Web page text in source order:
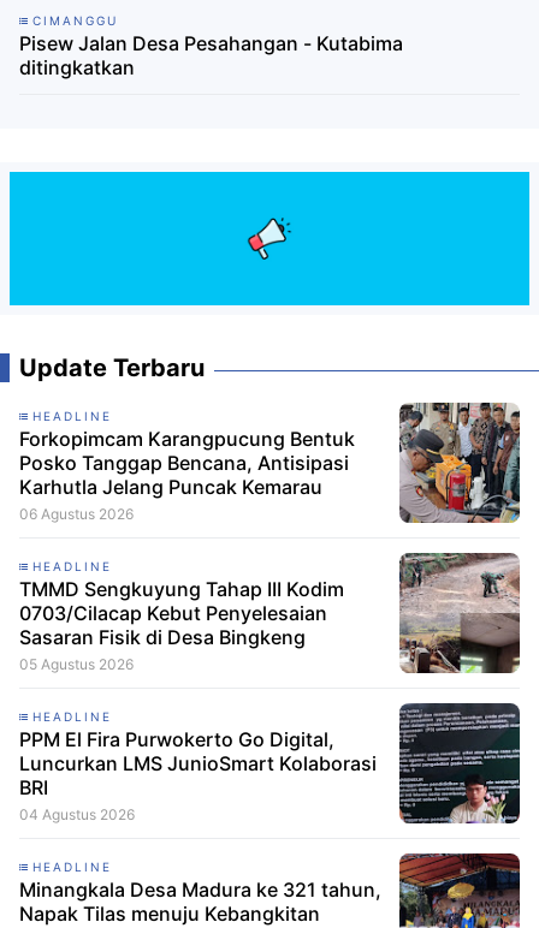
CIMANGGU
Pisew Jalan Desa Pesahangan - Kutabima
ditingkatkan
Update Terbaru
HEADLINE
Forkopimcam Karangpucung Bentuk
Posko Tanggap Bencana, Antisipasi
Karhutla Jelang Puncak Kemarau
06 Agustus 2026
HEADLINE
TMMD Sengkuyung Tahap III Kodim
0703/Cilacap Kebut Penyelesaian
Sasaran Fisik di Desa Bingkeng
05 Agustus 2026
HEADLINE
PPM El Fira Purwokerto Go Digital,
Luncurkan LMS JunioSmart Kolaborasi
BRI
04 Agustus 2026
HEADLINE
Minangkala Desa Madura ke 321 tahun,
Napak Tilas menuju Kebangkitan